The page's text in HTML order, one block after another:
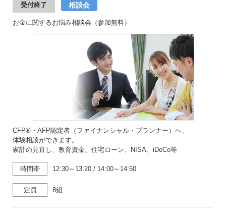
受付終了 相談会
お金に関するお悩み相談会（参加無料）
CFP®・AFP認定者（ファイナンシャル・プランナー）へ、
体験相談ができます。
家計の見直し、教育資金、住宅ローン、NISA、iDeCo等
時間帯 12:30～13:20 / 14:00～14:50
定員 8組